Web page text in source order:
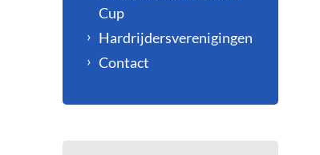
Cup
Hardrijdersverenigingen
Contact